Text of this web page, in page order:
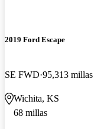
2019 Ford Escape
SE FWD 95,313 millas
Wichita, KS
68 millas